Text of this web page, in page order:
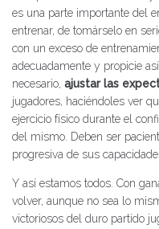
es una parte importante del
entrenar, de tomárselo en
con un exceso de
adecuadamente y propicie
necesario, ajustar las
jugadores, haciéndoles ver
ejercicio físico durante el
del mismo. Deben ser
progresiva de sus
Y así estamos todos. Con
volver, aunque no sea lo
victoriosos del duro partido